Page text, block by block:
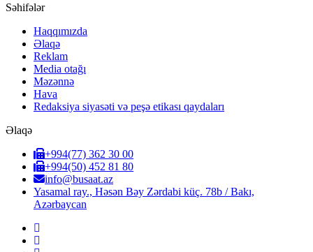
Səhifələr
Haqqımızda
Əlaqə
Reklam
Media otağı
Məzənnə
Hava
Redaksiya siyasəti və peşə etikası qaydaları
Əlaqə
+994(77) 362 30 00
+994(50) 452 81 80
info@busaat.az
Yasamal ray., Həsən Bəy Zərdabi küç. 78b / Bakı,
Azərbaycan